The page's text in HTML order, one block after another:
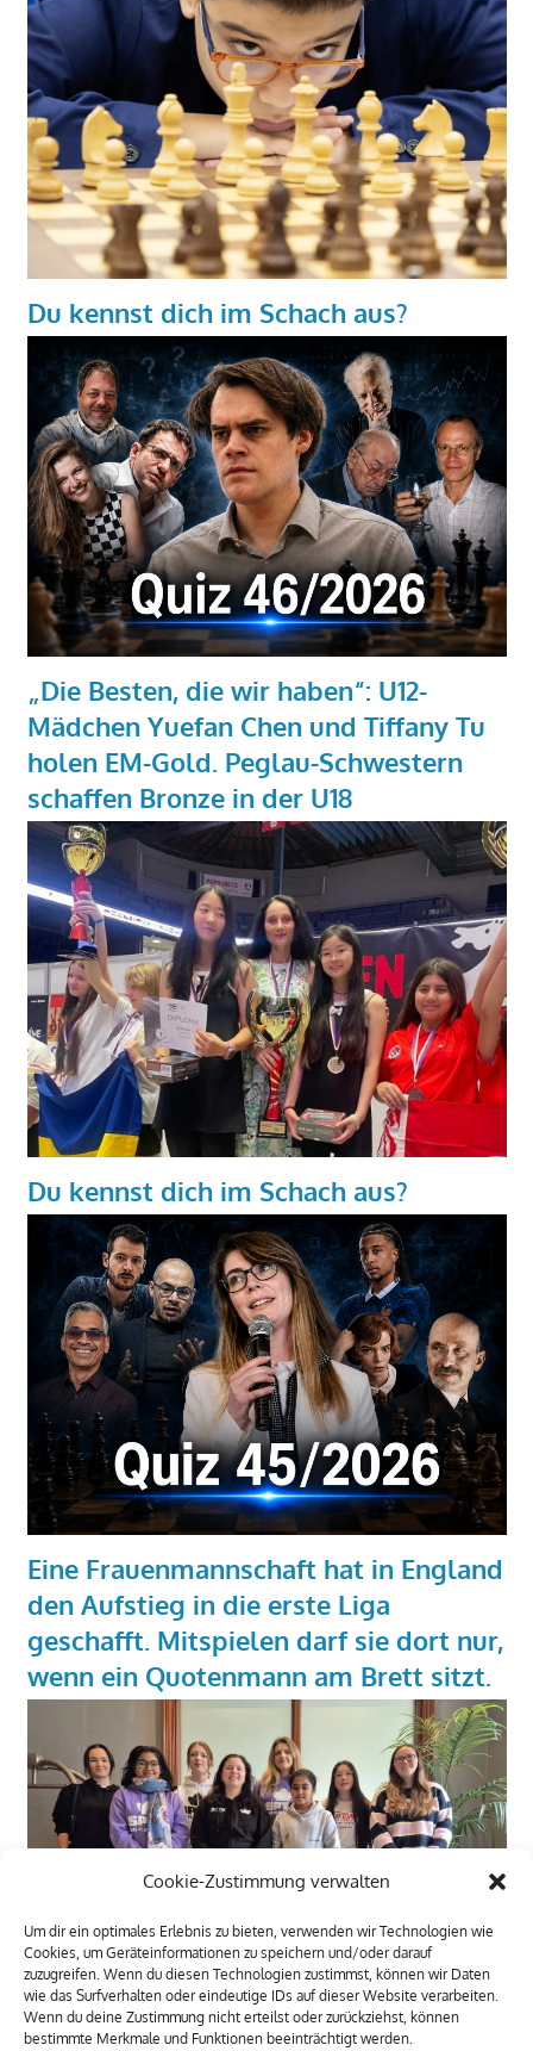
Cookie-Zustimmung verwalten
Um dir ein optimales Erlebnis zu bieten, verwenden wir Technologien wie
Cookies, um Geräteinformationen zu speichern und/oder darauf
zuzugreifen. Wenn du diesen Technologien zustimmst, können wir Daten
wie das Surfverhalten oder eindeutige IDs auf dieser Website verarbeiten.
Wenn du deine Zustimmung nicht erteilst oder zurückziehst, können
bestimmte Merkmale und Funktionen beeinträchtigt werden.
Du kennst dich im Schach aus?
„Die Besten, die wir haben“: U12-
Mädchen Yuefan Chen und Tiffany Tu
holen EM-Gold. Peglau-Schwestern
schaffen Bronze in der U18
Du kennst dich im Schach aus?
Eine Frauenmannschaft hat in England
den Aufstieg in die erste Liga
geschafft. Mitspielen darf sie dort nur,
wenn ein Quotenmann am Brett sitzt.